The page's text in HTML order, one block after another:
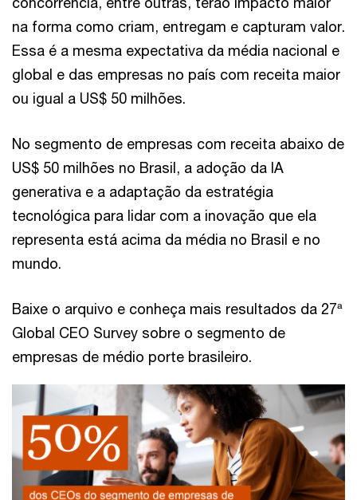
na forma como criam, entregam e capturam valor.
Essa é a mesma expectativa da média nacional e
global e das empresas no país com receita maior
ou igual a US$ 50 milhões.
No segmento de empresas com receita abaixo de
US$ 50 milhões no Brasil, a adoção da IA
generativa e a adaptação da estratégia
tecnológica para lidar com a inovação que ela
representa está acima da média no Brasil e no
mundo.
Baixe o arquivo e conheça mais resultados da 27ª
Global CEO Survey sobre o segmento de
empresas de médio porte brasileiro.